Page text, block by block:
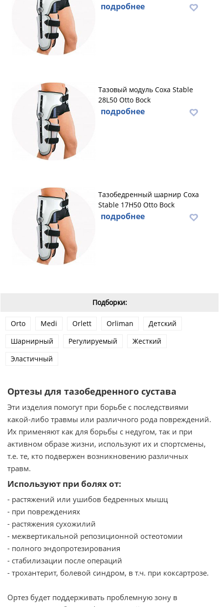
подробнее
Тазовый модуль Coxa Stable
28L50 Otto Bock
подробнее
Тазобедренный шарнир Coxa
Stable 17H50 Otto Bock
подробнее
Подборки:
Orto Medi Orlett Orliman
Детский
Шарнирный
Регулируемый
Жесткий
Эластичный
Ортезы для тазобедренного сустава
Эти изделия помогут при борьбе с последствиями
какой-либо травмы или различного рода повреждений.
Их применяют как для борьбы с недугом, так и при
активном образе жизни, используют их и спортсмены,
т.е. те, кто подвержен возникновению различных
травм.
Используют при болях от:
- растяжений или ушибов бедренных мышц
- при повреждениях
- растяжения сухожилий
- межвертикальной репозиционной остеотомии
- полного эндопротезирования
- стабилизации после операций
- трохантерит, болевой синдром, в т.ч. при коксартрозе.
Ортез будет поддерживать проблемную зону в